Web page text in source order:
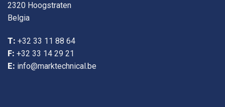
2320 Hoogstraten
Belgia
T: +32 33 11 88 64
F: +32 33 14 29 21
E: info@marktechnical.be